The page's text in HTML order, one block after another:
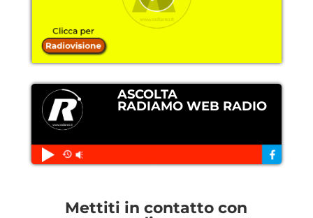
ASCOLTA
RADIAMO WEB RADIO
Mettiti in contatto con